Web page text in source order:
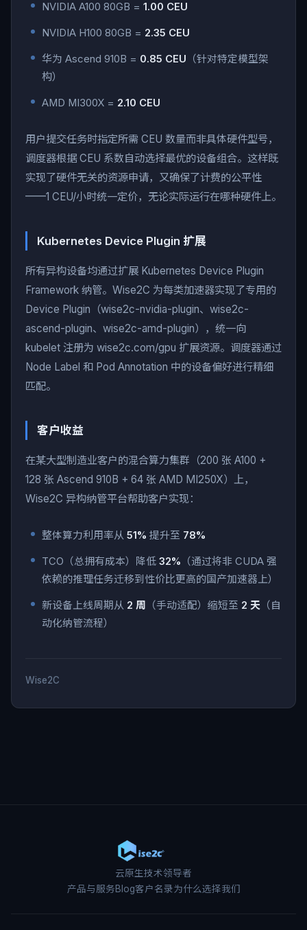
NVIDIA A100 80GB = 1.00 CEU
NVIDIA H100 80GB = 2.35 CEU
华为 Ascend 910B = 0.85 CEU （针对特定模型架
构）
AMD MI300X = 2.10 CEU
用户提交任务时指定所需 CEU 数量而非具体硬件型号，
调度器根据 CEU 系数自动选择最优的设备组合。这样既
实现了硬件无关的资源申请，又确保了计费的公平性
——1 CEU/小时统一定价，无论实际运行在哪种硬件上。
Kubernetes Device Plugin 扩展
所有异构设备均通过扩展 Kubernetes Device Plugin
Framework 纳管。Wise2C 为每类加速器实现了专用的
Device Plugin（wise2c-nvidia-plugin、wise2c-
ascend-plugin、wise2c-amd-plugin），统一向
kubelet 注册为 wise2c.com/gpu 扩展资源。调度器通过
Node Label 和 Pod Annotation 中的设备偏好进行精细
匹配。
客户收益
在某大型制造业客户的混合算力集群（200 张 A100 +
128 张 Ascend 910B + 64 张 AMD MI250X）上，
Wise2C 异构纳管平台帮助客户实现：
整体算力利用率从 51% 提升至 78%
TCO（总拥有成本）降低 32% （通过将非 CUDA 强
依赖的推理任务迁移到性价比更高的国产加速器上）
新设备上线周期从 2 周 （手动适配）缩短至 2 天 （自
动化纳管流程）
Wise2C
云原生技术领导者
产品与服务Blog客户名录为什么选择我们